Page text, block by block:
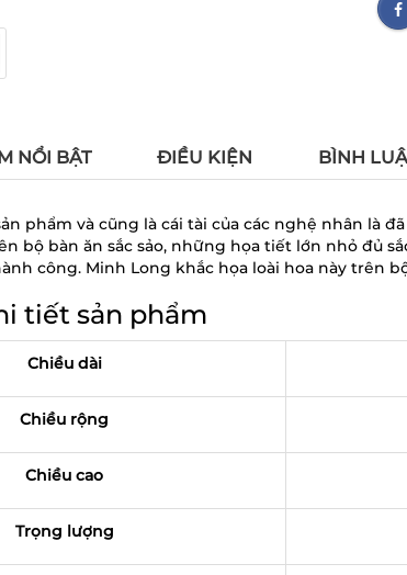
NỔI BẬT ĐIỀU KIỆN BÌNH
phẩm và cũng là cái tài của các nghệ nhân là
bộ bàn ăn sắc sảo, những họa tiết lớn nhỏ đủ
công. Minh Long khắc họa loài hoa này trên
tiết sản phẩm
Chiều dài
Chiều rộng
Chiều cao
Trọng lượng